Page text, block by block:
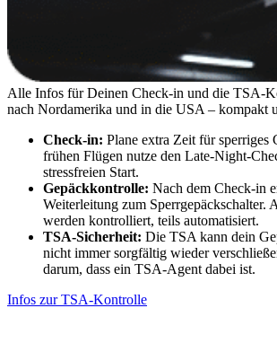
Alle Infos für Deinen Check-in und die TSA-
nach Nordamerika und in die USA – kompakt
Check-in: Plane extra Zeit für sperriges
frühen Flügen nutze den Late-Night-
stressfreien Start.
Gepäckkontrolle: Nach dem Check-in
Weiterleitung zum Sperrgepäckschalter.
werden kontrolliert, teils automatisiert.
TSA-Sicherheit: Die TSA kann dein
nicht immer sorgfältig wieder
darum, dass ein TSA-Agent dabei ist.
Infos zur TSA-Kontrolle